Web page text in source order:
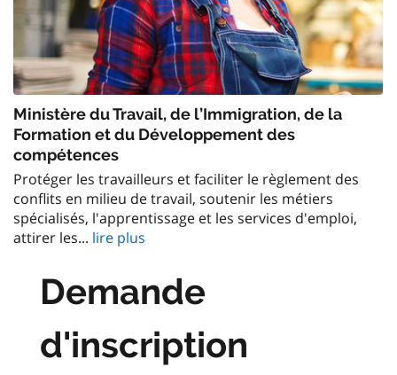
Ministère du Travail, de l’Immigration, de la
Formation et du Développement des
compétences
Protéger les travailleurs et faciliter le règlement des
conflits en milieu de travail, soutenir les métiers
spécialisés, l'apprentissage et les services d'emploi,
attirer les... lire plus
Demande
d'inscription